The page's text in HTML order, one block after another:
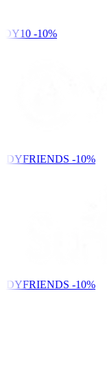
-10%
-10%
-10%